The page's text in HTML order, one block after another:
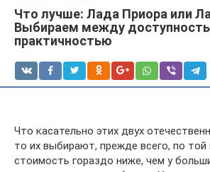
Что лучше: Лада Приора или
Выбираем между
практичностью
Что касательно этих двух
то их выбирают, прежде всего, по той
стоимость гораздо ниже, чем у